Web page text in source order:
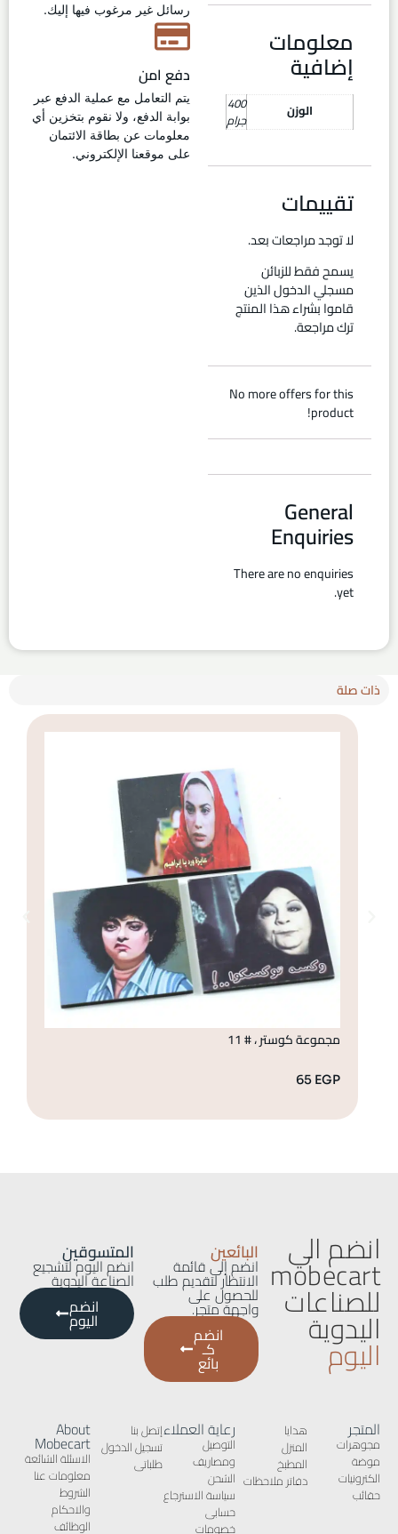
معلومات
إضافية
الوزن 400
جرام
تقييمات
لا توجد مراجعات بعد.
يسمح فقط للزبائن
مسجلي الدخول الذين
قاموا بشراء هذا المنتج
ترك مراجعة.
No more offers for this
product!
General
Enquiries
There are no enquiries
yet.
رسائل غير مرغوب فيها إليك.
دفع امن
يتم التعامل مع عملية الدفع عبر
بوابة الدفع، ولا نقوم بتخزين أي
معلومات عن بطاقة الائتمان
على موقعنا الإلكتروني.
ذات صلة
مجموعة كوستر ، # 11
65 EGP
انضم الي
mobecart
للصناعات
اليدوية
اليوم
البائعين
انضم إلى قائمة
الانتظار لتقديم طلب
للحصول على
واجهة متجر.
انضم
كـ
بائع
المتسوقين
انضم اليوم لتشجيع
الصناعة اليدوية
انضم
اليوم
المتجر
مجوهرات
موضة
الكترونيات
حقائب
هدايا
المنزل
المطبخ
دفاتر ملاحظات
رعاية العملاء
التوصيل
ومصاريف
الشحن
سياسة الاسترجاع
حسابى
خصومات
إتصل بنا
تسجيل الدخول
طلباتى
About
Mobecart
الاسئلة الشائعة
معلومات عنا
الشروط
والاحكام
الوظائف